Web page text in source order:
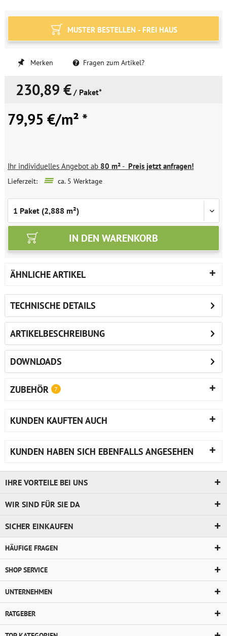
MUSTER BESTELLEN - FREI HAUS
Merken Fragen zum Artikel?
230,89 € / Paket*
79,95 €/m² *
Ihr individuelles Angebot ab 80 m²- Preis jetzt anfragen!
Lieferzeit: ca. 5 Werktage
IN DEN WARENKORB
ÄHNLICHE ARTIKEL
TECHNISCHE DETAILS
ARTIKELBESCHREIBUNG
DOWNLOADS
ZUBEHÖR 7
KUNDEN KAUFTEN AUCH
KUNDEN HABEN SICH EBENFALLS ANGESEHEN
IHRE VORTEILE BEI UNS
WIR SIND FÜR SIE DA
SICHER EINKAUFEN
HÄUFIGE FRAGEN
SHOP SERVICE
UNTERNEHMEN
RATGEBER